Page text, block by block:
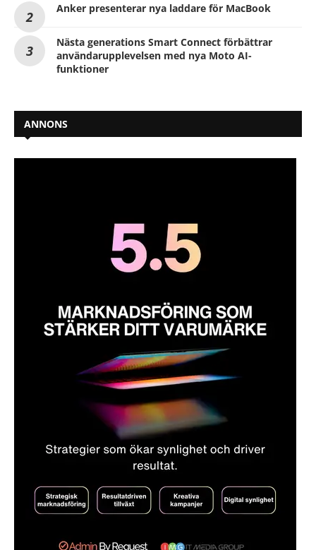
Anker presenterar nya laddare för MacBook
Nästa generations Smart Connect förbättrar
användarupplevelsen med nya Moto AI-
funktioner
ANNONS